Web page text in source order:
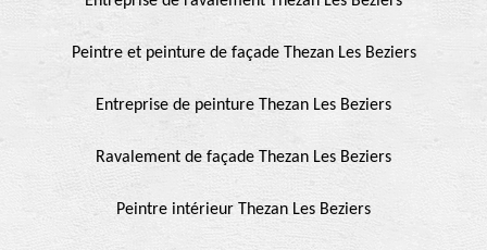
Peintre et peinture de façade Thezan Les Beziers
Entreprise de peinture Thezan Les Beziers
Ravalement de façade Thezan Les Beziers
Peintre intérieur Thezan Les Beziers